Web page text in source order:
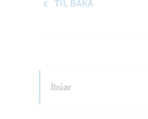
TIL BAKA
Íbúar